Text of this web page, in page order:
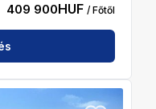
409 900HUF / Főtől